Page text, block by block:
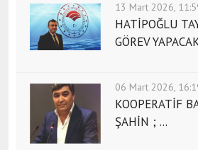
13 Mart 2026,
HATİPOĞLU
GÖREV
06 Mart 2026,
KOOPERATİF
ŞAHİN ; ...